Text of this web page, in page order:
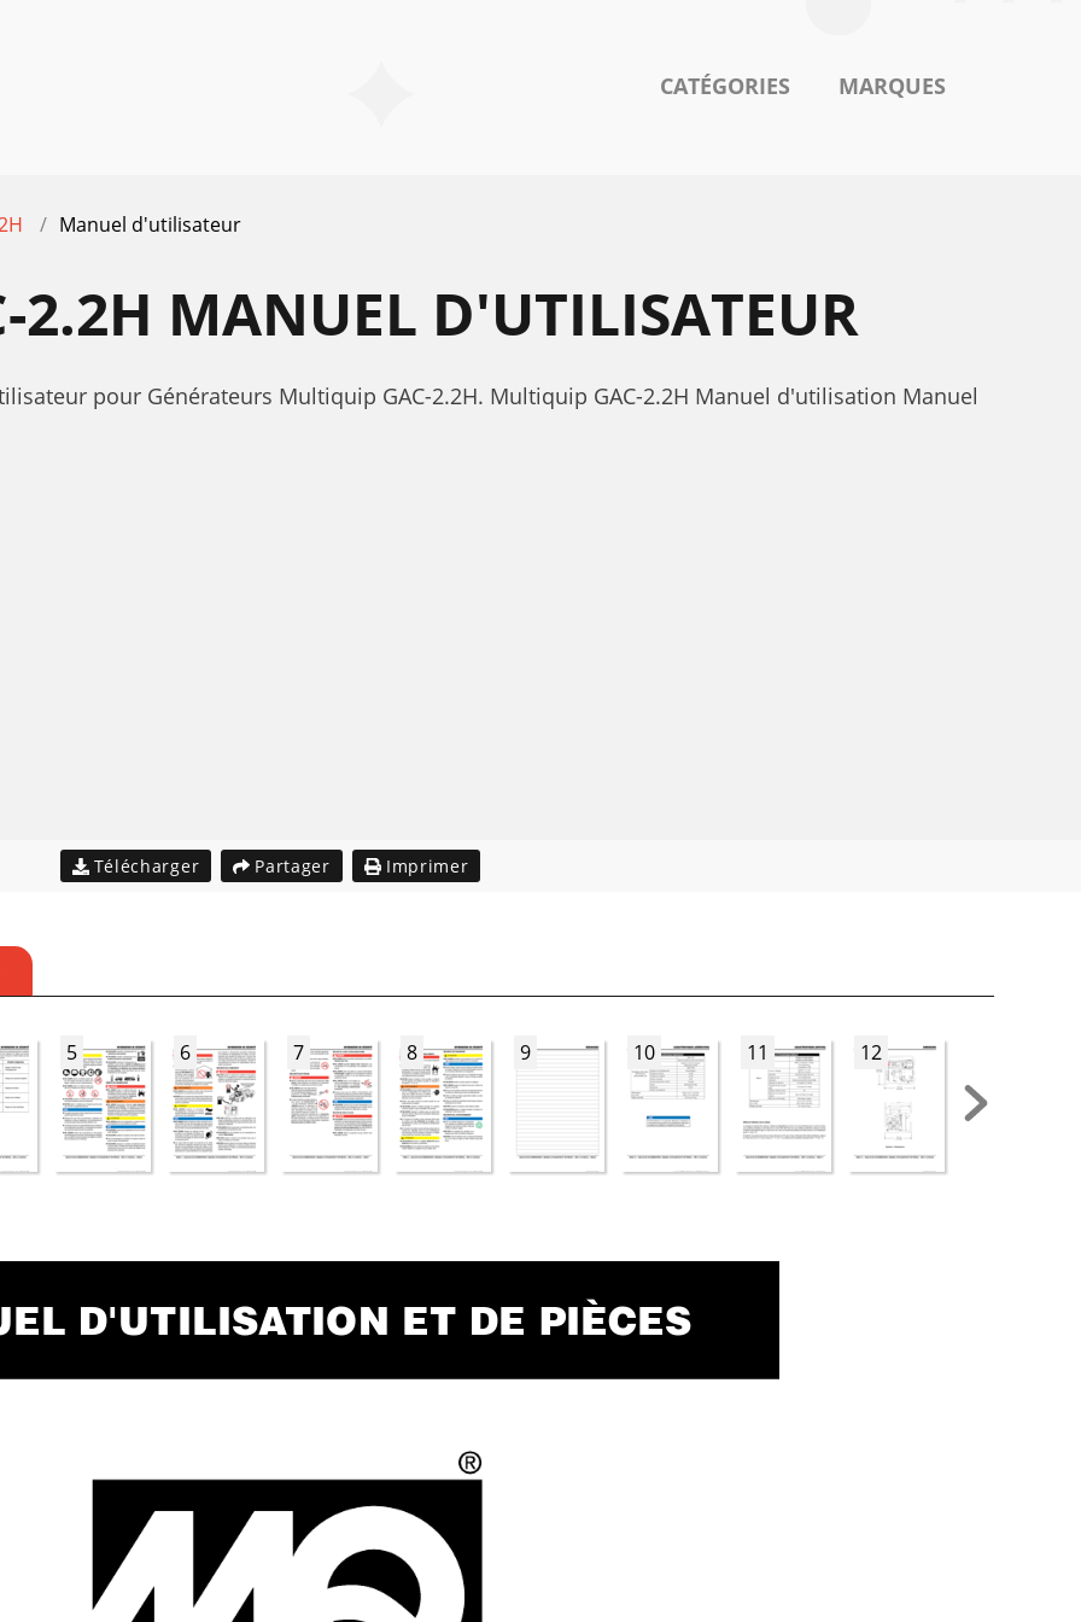
CATÉGORIES MARQUES
Manuel d'utilisateur
MANUEL D'UTILISATEUR
pour Générateurs Multiquip GAС-2.2H. Multiquip GAС-2.2H Manuel d'utilisation Manuel
Télécharger Partager Imprimer
5 6 7 8 9 10 11 12
D'UTILISATION ET DE PIÈCES